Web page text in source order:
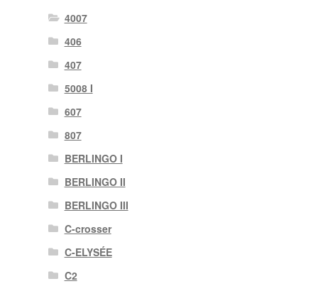
4007
406
407
5008 I
607
807
BERLINGO I
BERLINGO II
BERLINGO III
C-crosser
C-ELYSÉE
C2